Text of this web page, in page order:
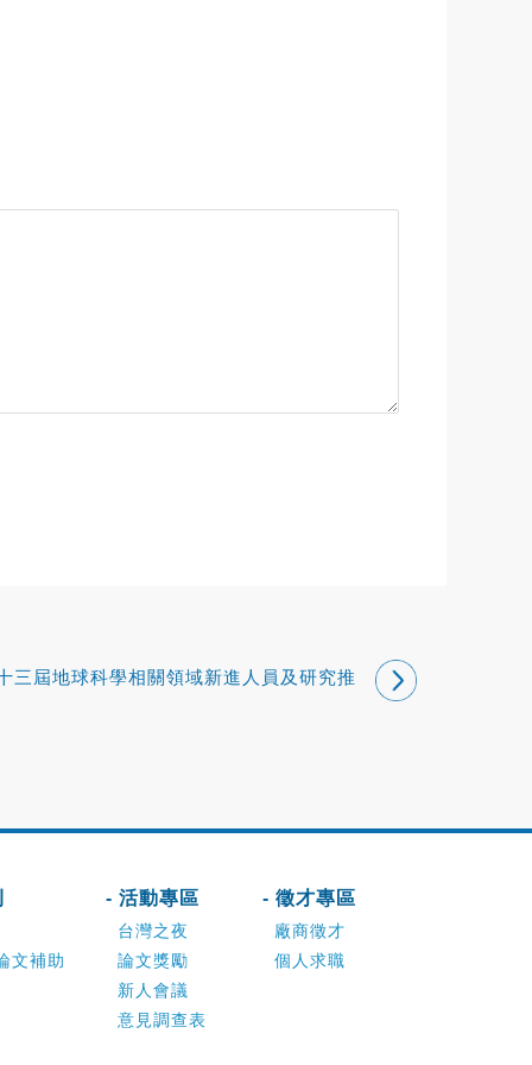
三屆地球科學相關領域新進人員及研究推
文補助
- 活動專區
台灣之夜
論文獎勵
新人會議
意見調查表
- 徵才專區
廠商徵才
個人求職